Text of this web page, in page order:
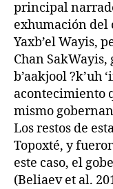
principal
exhumación del
Yaxb’el Wayis,
Chan
b’aakjool ?k’uh
acontecimiento
mismo
Los restos de
Topoxté, y
este caso, el
(Beliaev et al.